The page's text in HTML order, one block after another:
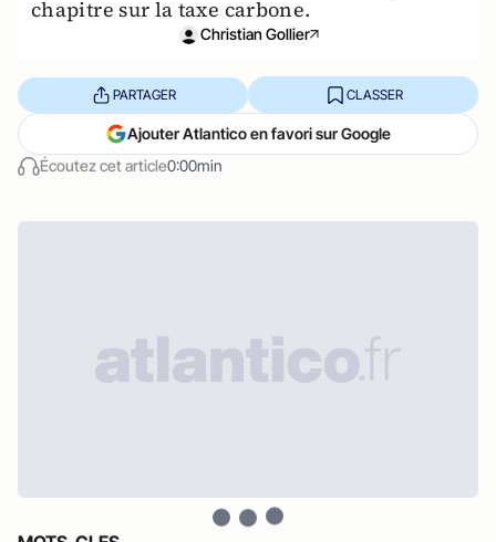
chapitre sur la taxe carbone.
Christian Gollier
Écoutez cet article0:00min
PARTAGER CLASSER
Ajouter Atlantico en favori sur Google